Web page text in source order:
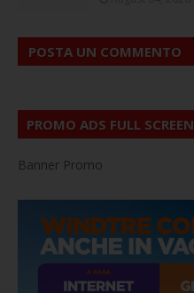
POSTA UN COMMENTO
PROMO ADS FULL SCREEN
Banner Promo